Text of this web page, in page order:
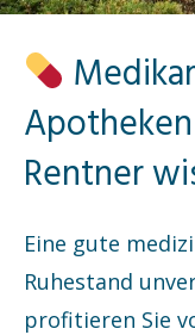
Rentner
Eine gute
Ruhestand
profitieren Sie